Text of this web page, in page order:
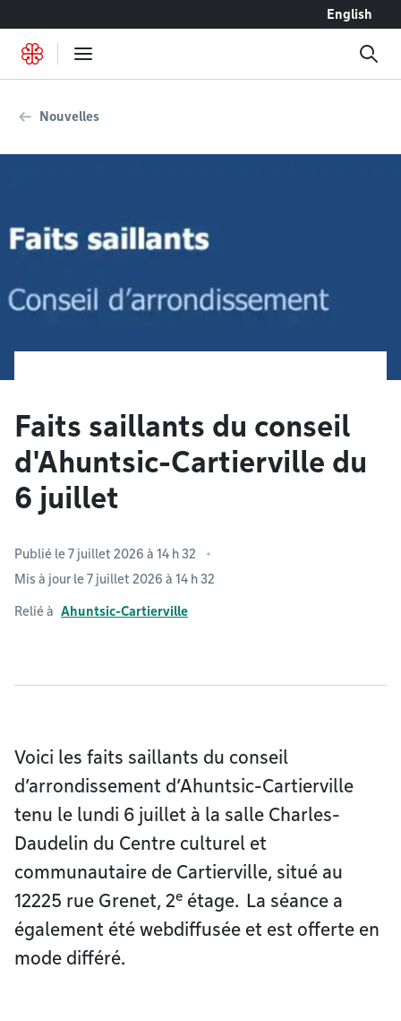
English
Nouvelles
Faits saillants du conseil
d'Ahuntsic-Cartierville du
6 juillet
Publié le 7 juillet 2026 à 14 h 32
Mis à jour le 7 juillet 2026 à 14 h 32
Relié à Ahuntsic-Cartierville
Voici les faits saillants du conseil
d’arrondissement d’Ahuntsic-Cartierville
tenu le lundi 6 juillet à la salle Charles-
Daudelin du Centre culturel et
communautaire de Cartierville, situé au
12225 rue Grenet, 2e étage. La séance a
également été webdiffusée et est offerte en
mode différé.